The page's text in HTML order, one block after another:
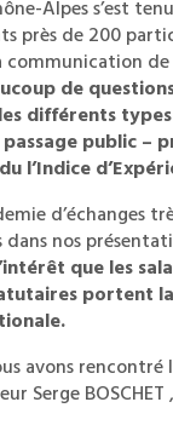
Alpes s’est
près de 200
communication de
de
différents
public –
l’Indice
d’échanges
dans nos
que les
portent
avons rencontré
Serge BOSCHET